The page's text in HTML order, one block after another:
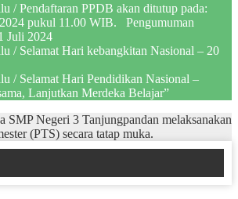
/ Pendaftaran PPDB akan ditutup pada:
pukul 11.00 WIB. Pengumuman
Juli 2024
/ Selamat Hari kebangkitan Nasional – 20
/ Selamat Hari Pendidikan Nasional –
Lanjutkan Merdeka Belajar”
SMP Negeri 3 Tanjungpandan melaksanakan
(PTS) secara tatap muka.